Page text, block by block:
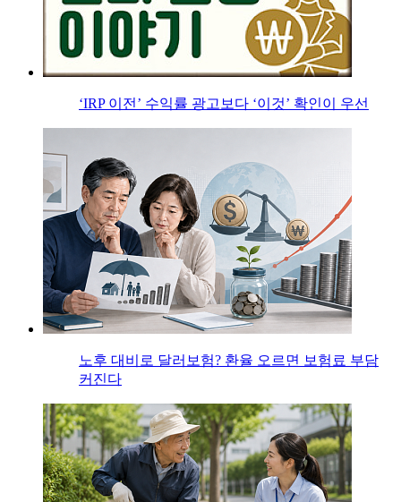
‘IRP 이전’ 수익률 광고보다 ‘이것’ 확인이 우선
노후 대비로 달러보험? 환율 오르면 보험료 부담
커진다